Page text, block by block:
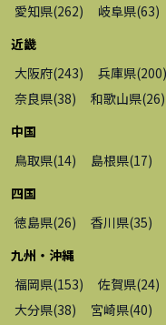
愛知県(262) 岐阜県(63)
近畿
大阪府(243) 兵庫県(200)
奈良県(38) 和歌山県(26)
中国
鳥取県(14) 島根県(17)
四国
徳島県(26) 香川県(35)
九州・沖縄
福岡県(153) 佐賀県(24)
大分県(38) 宮崎県(40)